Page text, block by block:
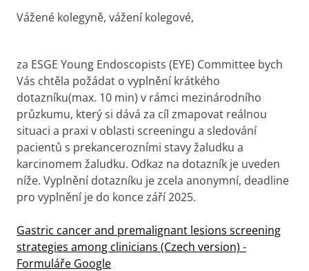
Vážené kolegyně, vážení kolegové,
za ESGE Young Endoscopists (EYE) Committee bych
Vás chtěla požádat o vyplnění krátkého
dotazníku(max. 10 min) v rámci mezinárodního
průzkumu, který si dává za cíl zmapovat reálnou
situaci a praxi v oblasti screeningu a sledování
pacientů s prekancerozními stavy žaludku a
karcinomem žaludku. Odkaz na dotazník je uveden
níže. Vyplnění dotazníku je zcela anonymní, deadline
pro vyplnění je do konce září 2025.
Gastric cancer and premalignant lesions screening
strategies among clinicians (Czech version) -
Formuláře Google